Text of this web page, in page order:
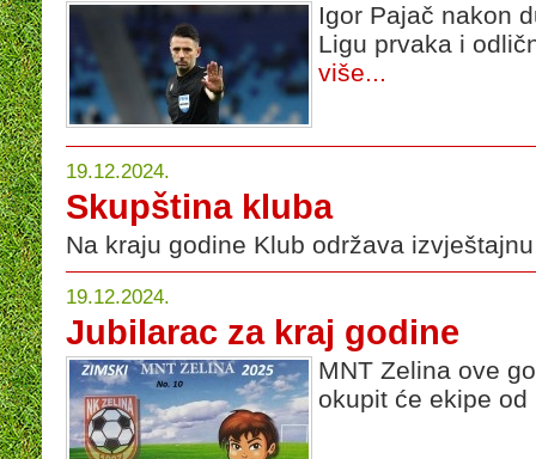
Igor Pajač nakon
Ligu prvaka i
više...
19.12.2024.
Skupština kluba
Na kraju godine Klub održava
19.12.2024.
Jubilarac za kraj godine
MNT Zelina ove
okupit će ekipe